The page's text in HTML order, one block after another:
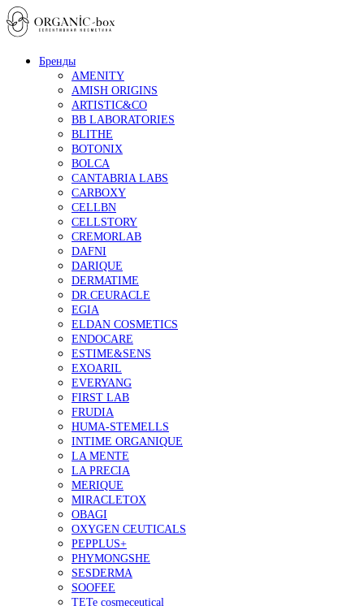
Бренды
AMENITY
AMISH ORIGINS
ARTISTIC&CO
BB LABORATORIES
BLITHE
BOTONIX
BOLCA
CANTABRIA LABS
CARBOXY
CELLBN
CELLSTORY
CREMORLAB
DAFNI
DARIQUE
DERMATIME
DR.CEURACLE
EGIA
ELDAN COSMETICS
ENDOCARE
ESTIME&SENS
EXOARIL
EVERYANG
FIRST LAB
FRUDIA
HUMA-STEMELLS
INTIME ORGANIQUE
LA MENTE
LA PRECIA
MERIQUE
MIRACLETOX
OBAGI
OXYGEN CEUTICALS
PEPPLUS+
PHYMONGSHE
SESDERMA
SOOFEE
TETe cosmeceutical